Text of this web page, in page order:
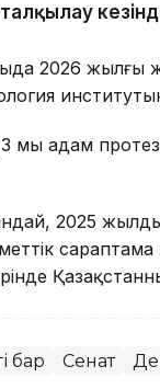
2026 жылғы
мың адам
2025
бар Сенат